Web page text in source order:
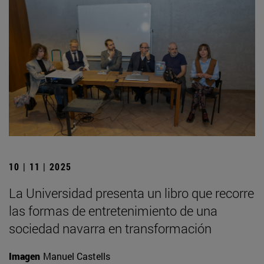
10 | 11 | 2025
La Universidad presenta un libro que recorre
las formas de entretenimiento de una
sociedad navarra en transformación
Imagen Manuel Castells